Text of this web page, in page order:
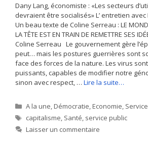
Dany Lang, économiste : «Les secteurs
devraient être socialisés» L’ entretien avec
Un beau texte de Coline Serreau : LE
LA TÊTE EST EN TRAIN DE REMETTRE SES
Coline Serreau Le gouvernement gère
peut… mais les postures guerrières sont
face des forces de la nature. Les virus
puissants, capables de modifier notre
sinon avec respect, … Lire la suite…
Catégories
A la une,Démocratie,Economie,
Étiquettes
capitalisme, Santé, service public
Laisser un commentaire